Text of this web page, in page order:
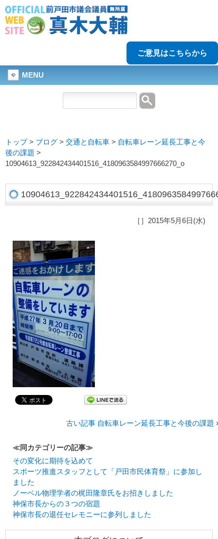
ご意見はこちらから
MENU
トップ> ブログ >交通と自転車 > 自転車レーン延長工事と今
後の課題 >
10904613_922842434401516_4180963584997666270_o
［］2015年5月6日(水)
古い記事 自転車レーン延長工事と今後の課題
≪同カテゴリーの記事≫
その変化に期待を込めて
スポーツ推進スタッフとして「戸田市民体育祭」に参加し
ました
ノーベル物理学者の梶田隆章氏をお招きしました
神保市長からの３つの宿題
神保市長の退任セレモニーに参列しました